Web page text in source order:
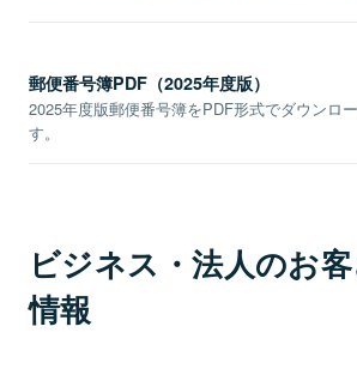
郵便番号簿PDF（2025年度版）
2025年度版郵便番号簿をPDF形式でダウンロ
す。
ビジネス・法人のお
情報